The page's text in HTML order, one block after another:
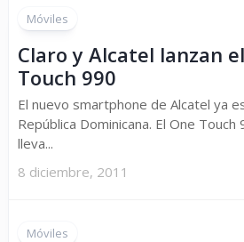
Móviles
Claro y Alcatel lanzan
Touch 990
El nuevo smartphone de Alcatel ya
República Dominicana. El One
lleva...
8 diciembre, 2011
Móviles